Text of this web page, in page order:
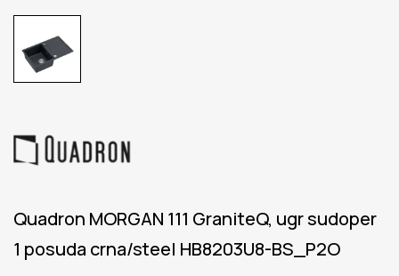
Quadron MORGAN 111 GraniteQ, ugr sudoper
1 posuda crna/steel HB8203U8-BS_P2O